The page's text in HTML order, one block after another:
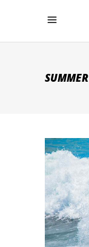
SUMMER